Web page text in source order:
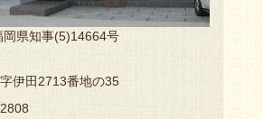
岡県知事(5)14664号
伊田2713番地の35